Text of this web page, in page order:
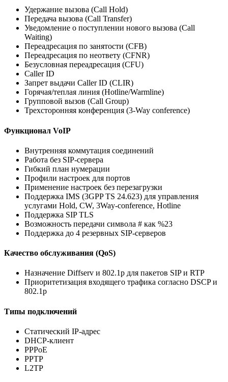
Удержание вызова (Call Hold)
Передача вызова (Call Transfer)
Уведомление о поступлении нового вызова (Call
Waiting)
Переадресация по занятости (CFB)
Переадресация по неответу (CFNR)
Безусловная переадресация (CFU)
Caller ID
Запрет выдачи Caller ID (CLIR)
Горячая/теплая линия (Hotline/Warmline)
Групповой вызов (Call Group)
Трехсторонняя конференция (3-Way conference)
Функционал VoIP
Внутренняя коммутация соединений
Работа без SIP-сервера
Гибкий план нумерации
Профили настроек для портов
Применение настроек без перезагрузки
Поддержка IMS (3GPP TS 24.623) для управления
услугами Hold, CW, 3Way-conference, Hotline
Поддержка SIP TLS
Возможность передачи символа # как %23
Поддержка до 4 резервных SIP-cерверов
Качество обслуживания (QoS)
Назначение Diffserv и 802.1p для пакетов SIP и RTP
Приоритетизация входящего трафика согласно DSCP и
802.1p
Типы подключений
Статический IP-адрес
DHCP-клиент
PPPoE
PPTP
L2TP